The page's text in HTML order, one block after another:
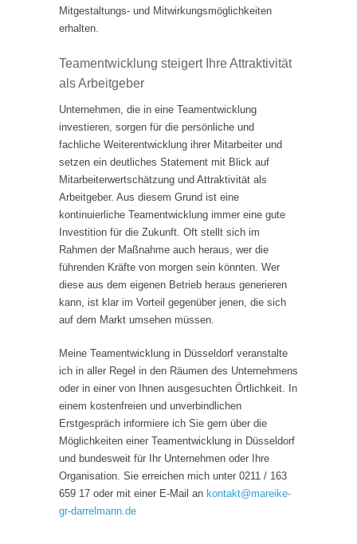
Mitgestaltungs- und Mitwirkungsmöglichkeiten
erhalten.
Teamentwicklung steigert Ihre Attraktivität
als Arbeitgeber
Unternehmen, die in eine Teamentwicklung
investieren, sorgen für die persönliche und
fachliche Weiterentwicklung ihrer Mitarbeiter und
setzen ein deutliches Statement mit Blick auf
Mitarbeiterwertschätzung und Attraktivität als
Arbeitgeber. Aus diesem Grund ist eine
kontinuierliche Teamentwicklung immer eine gute
Investition für die Zukunft. Oft stellt sich im
Rahmen der Maßnahme auch heraus, wer die
führenden Kräfte von morgen sein könnten. Wer
diese aus dem eigenen Betrieb heraus generieren
kann, ist klar im Vorteil gegenüber jenen, die sich
auf dem Markt umsehen müssen.
Meine Teamentwicklung in Düsseldorf veranstalte
ich in aller Regel in den Räumen des Unternehmens
oder in einer von Ihnen ausgesuchten Örtlichkeit. In
einem kostenfreien und unverbindlichen
Erstgespräch informiere ich Sie gern über die
Möglichkeiten einer Teamentwicklung in Düsseldorf
und bundesweit für Ihr Unternehmen oder Ihre
Organisation. Sie erreichen mich unter 0211 / 163
659 17 oder mit einer E-Mail an kontakt@mareike-
gr-darrelmann.de